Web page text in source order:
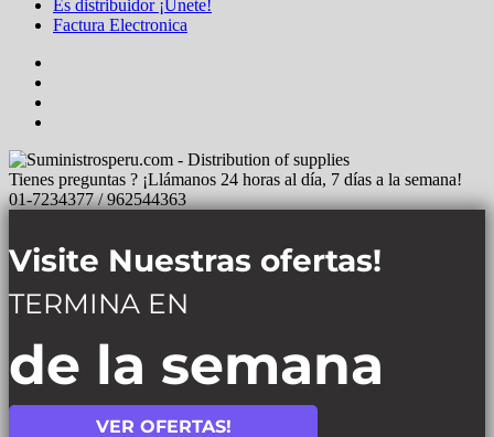
Es distribuidor ¡Unete!
Factura Electronica
Tienes preguntas ? ¡Llámanos 24 horas al día, 7 días a la semana!
01-7234377 / 962544363
Visite Nuestras ofertas!
TERMINA EN
de la semana
VER OFERTAS!